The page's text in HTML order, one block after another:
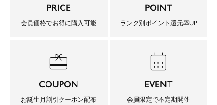
PRICE
会員価格でお得に購入可能
POINT
ランク別ポイント還元率UP
redeem
COUPON
お誕生月割引クーポン配布
calendar_month
EVENT
会員限定で不定期開催